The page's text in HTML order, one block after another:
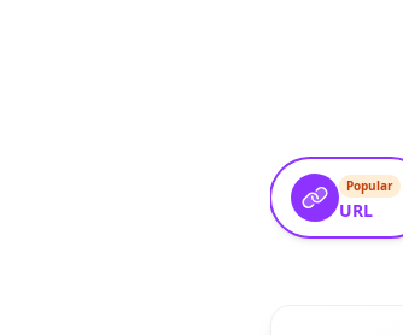
Popular
URL